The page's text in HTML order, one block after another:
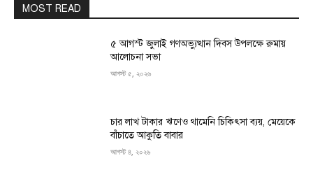
MOST READ
৫ আগস্ট জুলাই গণঅভ্যুত্থান দিবস উপলক্ষে রুমায়
আলোচনা সভা
আগস্ট ৫, ২০২৬
চার লাখ টাকার ঋণেও থামেনি চিকিৎসা ব্যয়, মেয়েকে
বাঁচাতে আকুতি বাবার
আগস্ট ৪, ২০২৬